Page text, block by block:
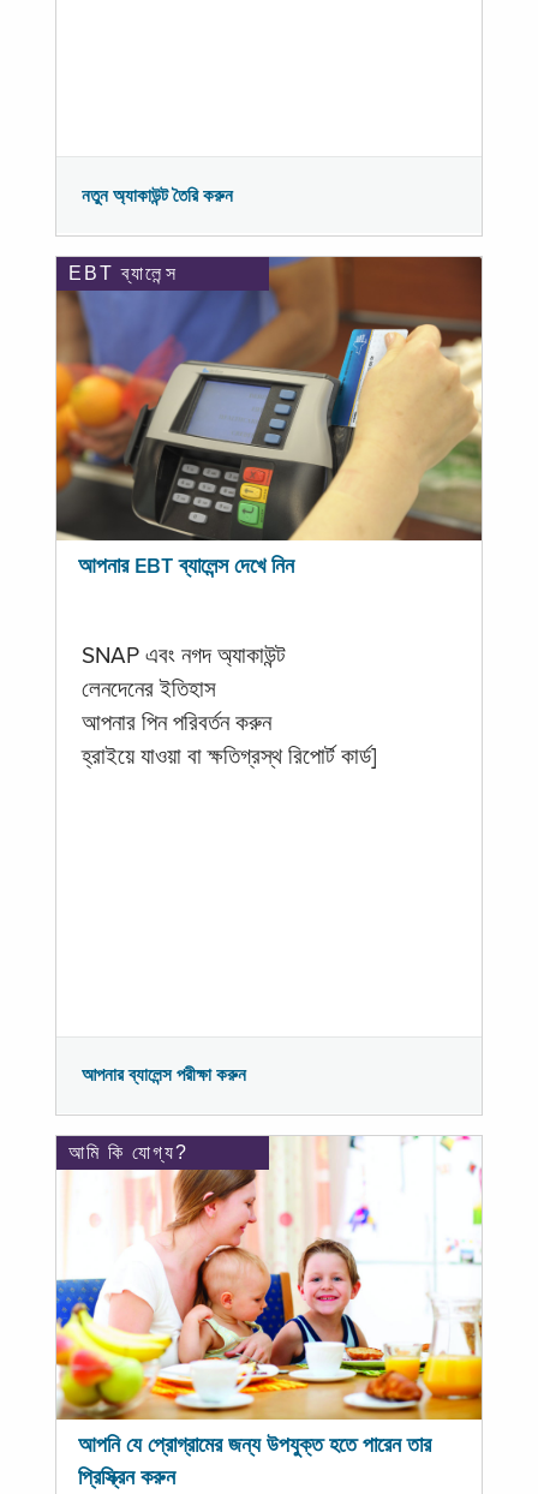
নতুন অ্যাকাউন্ট তৈরি করুন
EBT ব্যালেন্স
আপনার EBT ব্যালেন্স দেখে নিন
SNAP এবং নগদ অ্যাকাউন্ট
লেনদেনের ইতিহাস
আপনার পিন পরিবর্তন করুন
হ্রাইয়ে যাওয়া বা ক্ষতিগ্রস্থ রিপোর্ট কার্ড]
আপনার ব্যালেন্স পরীক্ষা করুন
আমি কি যোগ্য?
আপনি যে প্রোগ্রামের জন্য উপযুক্ত হতে পারেন তার
প্রিস্ক্রিন করুন